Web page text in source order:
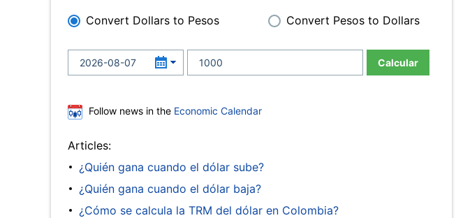
Convert Dollars to Pesos Convert Pesos to Dollars
Calcular
Follow news in the Economic Calendar
Articles:
¿Quién gana cuando el dólar sube?
¿Quién gana cuando el dólar baja?
¿Cómo se calcula la TRM del dólar en Colombia?